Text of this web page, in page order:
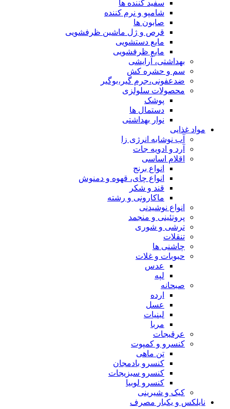
سفید کننده ها
شامپو و نرم کننده
صابون ها
قرص و ژل ماشین ظرفشویی
مایع دستشویی
مایع ظرفشویی
بهداشتی، آرایشی
سم و حشره کش
ضدعفونی،جرم گیر،بوگیر
محصولات سلولزی
پوشک
دستمال ها
نوار بهداشتی
مواد غذایی
آب نوشابه انرژی زا
آرد و ادویه جات
اقلام اساسی
انواع برنج
انواع چای، قهوه و دمنوش
قند و شکر
ماکارونی و رشته
انواع نوشیدنی
پروتئینی و منجمد
ترشی و شوری
تنقلات
چاشنی ها
حبوبات و غلات
عدس
لپه
صبحانه
ارده
عسل
لبنیات
مربا
عرقیجات
کنسرو و کمپوت
تن ماهی
کنسرو بادمجان
کنسرو سبزیجات
کنسرو لوبیا
کیک و شیرینی
نایلکس و یکبار مصرف